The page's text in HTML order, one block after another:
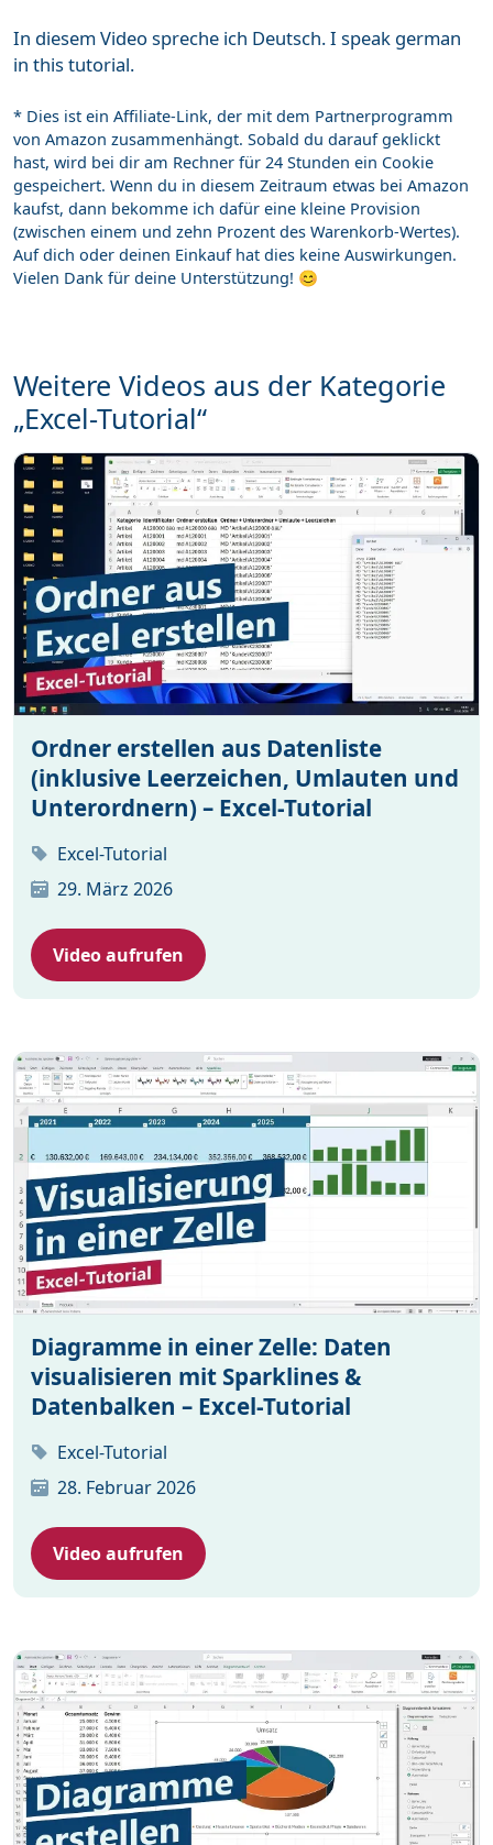
In diesem Video spreche ich Deutsch. I speak german
in this tutorial.
* Dies ist ein Affiliate-Link, der mit dem Partnerprogramm
von Amazon zusammenhängt. Sobald du darauf geklickt
hast, wird bei dir am Rechner für 24 Stunden ein Cookie
gespeichert. Wenn du in diesem Zeitraum etwas bei Amazon
kaufst, dann bekomme ich dafür eine kleine Provision
(zwischen einem und zehn Prozent des Warenkorb-Wertes).
Auf dich oder deinen Einkauf hat dies keine Auswirkungen.
Vielen Dank für deine Unterstützung! 😊
Weitere Videos aus der Kategorie
„Excel-Tutorial“
Ordner erstellen aus Datenliste
(inklusive Leerzeichen, Umlauten und
Unterordnern) – Excel-Tutorial
Excel-Tutorial
29. März 2026
Video aufrufen
Diagramme in einer Zelle: Daten
visualisieren mit Sparklines &
Datenbalken – Excel-Tutorial
Excel-Tutorial
28. Februar 2026
Video aufrufen